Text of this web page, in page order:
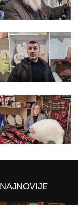
NAJNOVIJE